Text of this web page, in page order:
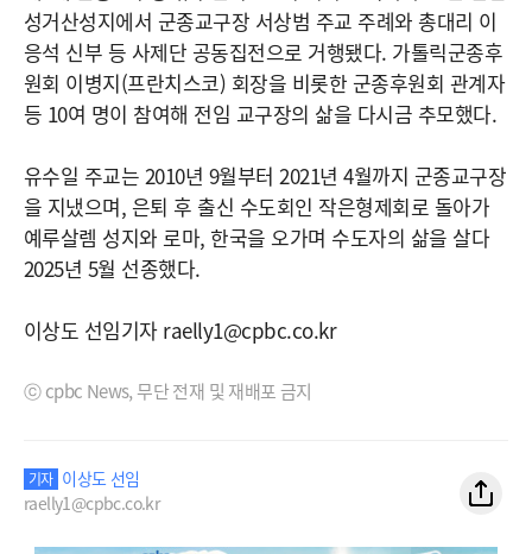
성거산성지에서 군종교구장 서상범 주교 주례와 총대리 이
응석 신부 등 사제단 공동집전으로 거행됐다. 가톨릭군종후
원회 이병지(프란치스코) 회장을 비롯한 군종후원회 관계자
등 10여 명이 참여해 전임 교구장의 삶을 다시금 추모했다.
유수일 주교는 2010년 9월부터 2021년 4월까지 군종교구장
을 지냈으며, 은퇴 후 출신 수도회인 작은형제회로 돌아가
예루살렘 성지와 로마, 한국을 오가며 수도자의 삶을 살다
2025년 5월 선종했다.
이상도 선임기자 raelly1@cpbc.co.kr
ⓒ cpbc News, 무단 전재 및 재배포 금지
기자 이상도 선임
raelly1@cpbc.co.kr